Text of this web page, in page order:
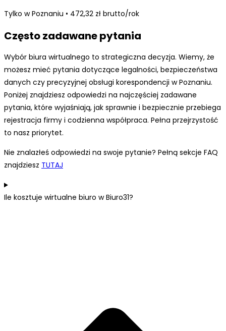
Tylko w Poznaniu • 472,32 zł brutto/rok
Często zadawane pytania
Wybór biura wirtualnego to strategiczna decyzja. Wiemy, że
możesz mieć pytania dotyczące legalności, bezpieczeństwa
danych czy precyzyjnej obsługi korespondencji w Poznaniu.
Poniżej znajdziesz odpowiedzi na najczęściej zadawane
pytania, które wyjaśniają, jak sprawnie i bezpiecznie przebiega
rejestracja firmy i codzienna współpraca. Pełna przejrzystość
to nasz priorytet.
Nie znalazłeś odpowiedzi na swoje pytanie? Pełną sekcje FAQ
znajdziesz TUTAJ
Ile kosztuje wirtualne biuro w Biuro31?